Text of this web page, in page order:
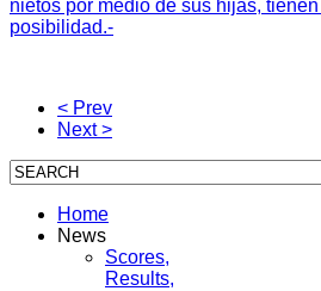
< Prev
Next >
Home
News
Scores,
Results,